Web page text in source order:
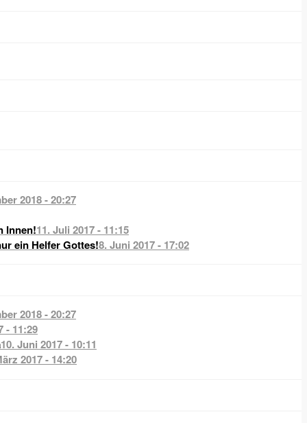
2018 - 20:27
Innen!11. Juli 2017 - 11:15
ein Helfer Gottes!8. Juni 2017 - 17:02
2018 - 20:27
- 11:29
10. Juni 2017 - 10:11
2017 - 14:20